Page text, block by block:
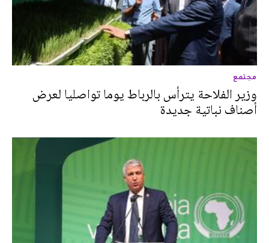
مجتمع
وزير الفلاحة يترأس بالرباط يوما تواصليا لعرض
أصناف نباتية جديدة